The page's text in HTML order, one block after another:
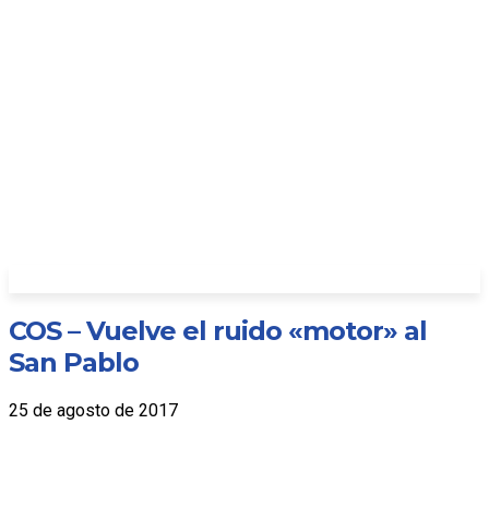
COS – Vuelve el ruido «motor» al
San Pablo
25 de agosto de 2017